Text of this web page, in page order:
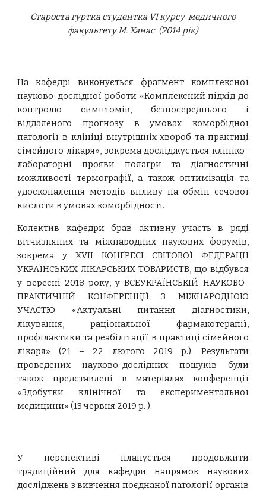
Староста гуртка студентка VI курсу медичного
факультету М. Ханас (2014 рік)
На кафедрі виконується фрагмент комплексної
науково-дослідної роботи «Комплексний підхід до
контролю симптомів, безпосереднього і
віддаленого прогнозу в умовах коморбідної
патології в клініці внутрішніх хвороб та практиці
сімейного лікаря», зокрема досліджується клініко-
лабораторні прояви полагри та діагностичні
можливості термографії, а також оптимізація та
удосконалення методів впливу на обмін сечової
кислоти в умовах коморбідності.
Колектив кафедри брав активну участь в ряді
вітчизняних та міжнародних наукових форумів,
зокрема у ХVІІ КОНҐРЕСІ СВІТОВОЇ ФЕДЕРАЦІЇ
УКРАЇНСЬКИХ ЛІКАРСЬКИХ ТОВАРИСТВ, що відбувся
у вересні 2018 року, у ВСЕУКРАЇНСЬКІЙ НАУКОВО-
ПРАКТИЧНІЙ КОНФЕРЕНЦІЇ З МІЖНАРОДНОЮ
УЧАСТЮ «Актуальні питання діагностики,
лікування, раціональної фармакотерапії,
профілактики та реабілітації в практиці сімейного
лікаря» (21 – 22 лютого 2019 р.). Результати
проведених науково-дослідних пошуків були
також представлені в матеріалах конференції
«Здобутки клінічної та експериментальної
медицини» (13 червня 2019 р. ).
У перспективі планується продовжити
традиційний для кафедри напрямок наукових
досліджень з вивчення поєднаної патології органів